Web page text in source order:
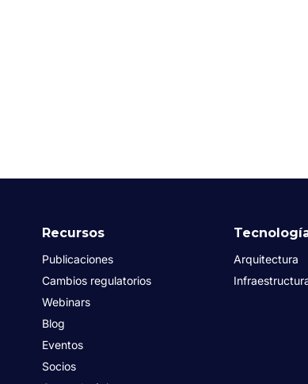
Recursos
Publicaciones
Cambios regulatorios
Webinars
Blog
Eventos
Socios
Arquitectura